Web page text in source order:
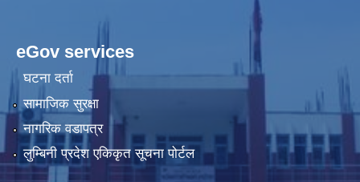
eGov services
घटना दर्ता
सामाजिक सुरक्षा
नागरिक वडापत्र
लुम्बिनी प्रदेश एकिकृत सूचना पोर्टल